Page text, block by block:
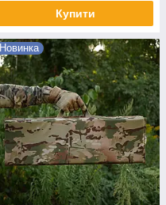
Купити
Новинка